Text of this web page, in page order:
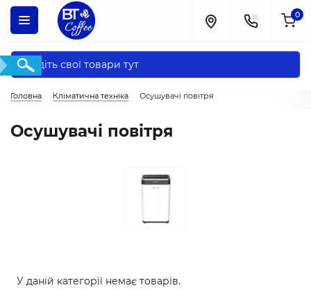
0
Головна Кліматична техніка Осушувачі повітря
Осушувачі повітря
У даній категорії немає товарів.